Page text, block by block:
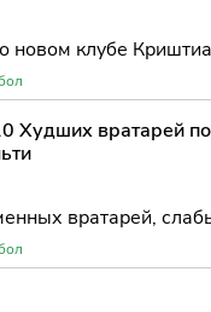
новом клубе
Худших вратарей
вратарей,
отражение 11-